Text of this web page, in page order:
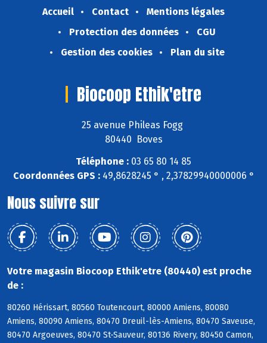
Accueil Contact
Mentions légales
Protection des données
CGU
Gestion des cookies
Plan du site
Biocoop Ethik'etre
25 avenue Phileas Fogg
80440 Boves
Téléphone : 03 65 80 14 85
Coordonnées GPS :49,8628245 ° , 2,37829940000006 °
Nous suivre sur
Votre magasin Biocoop Ethik'etre (80440) est proche
de :
80260 Hérissart, 80560 Toutencourt, 80000 Amiens, 80080
Amiens, 80090 Amiens, 80470 Dreuil-lès-Amiens, 80470 Saveuse,
80470 Argoeuves, 80470 St-Sauveur, 80136 Rivery, 80450 Camon,